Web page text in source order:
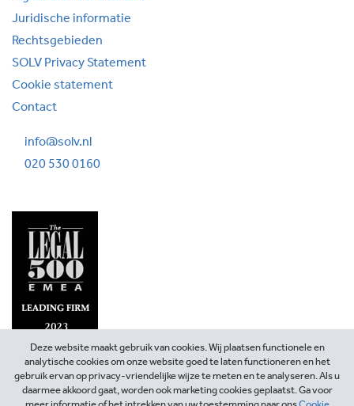
Juridische informatie
Rechtsgebieden
SOLV Privacy Statement
Cookie statement
Contact
info@solv.nl
020 530 0160
Deze website maakt gebruik van cookies. Wij plaatsen functionele en
analytische cookies om onze website goed te laten functioneren en het
gebruik ervan op privacy-vriendelijke wijze te meten en te analyseren. Als u
daarmee akkoord gaat, worden ook marketing cookies geplaatst. Ga voor